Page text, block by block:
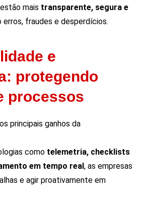
mais transparente, segura e
erros, fraudes e desperdícios.
e
protegendo
processos
principais ganhos da
como telemetria, checklists
em tempo real, as empresas
e agir proativamente em